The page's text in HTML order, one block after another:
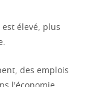
élevé, plus
des emplois